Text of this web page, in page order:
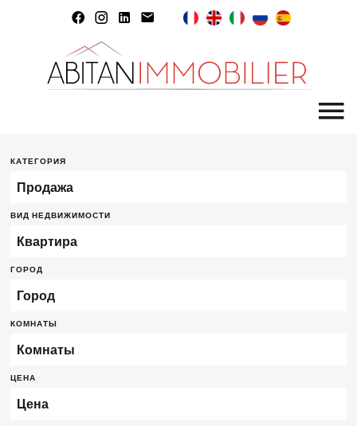
КАТЕГОРИЯ
Продажа
ВИД НЕДВИЖИМОСТИ
Квартира
ГОРОД
Город
КОМНАТЫ
Комнаты
ЦЕНА
Цена